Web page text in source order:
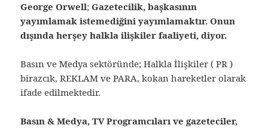
George Orwell;Gazetecilik, başkasının
yayımlamak istemediğini yayımlamaktır. Onun
dışında herşey halkla ilişkiler faaliyeti, diyor.
Basın ve Medya sektöründe; Halkla İlişkiler ( PR )
birazcık, REKLAM ve PARA, kokan hareketler olarak
ifade edilmektedir.
Basın & Medya, TV Programcıları ve gazeteciler,